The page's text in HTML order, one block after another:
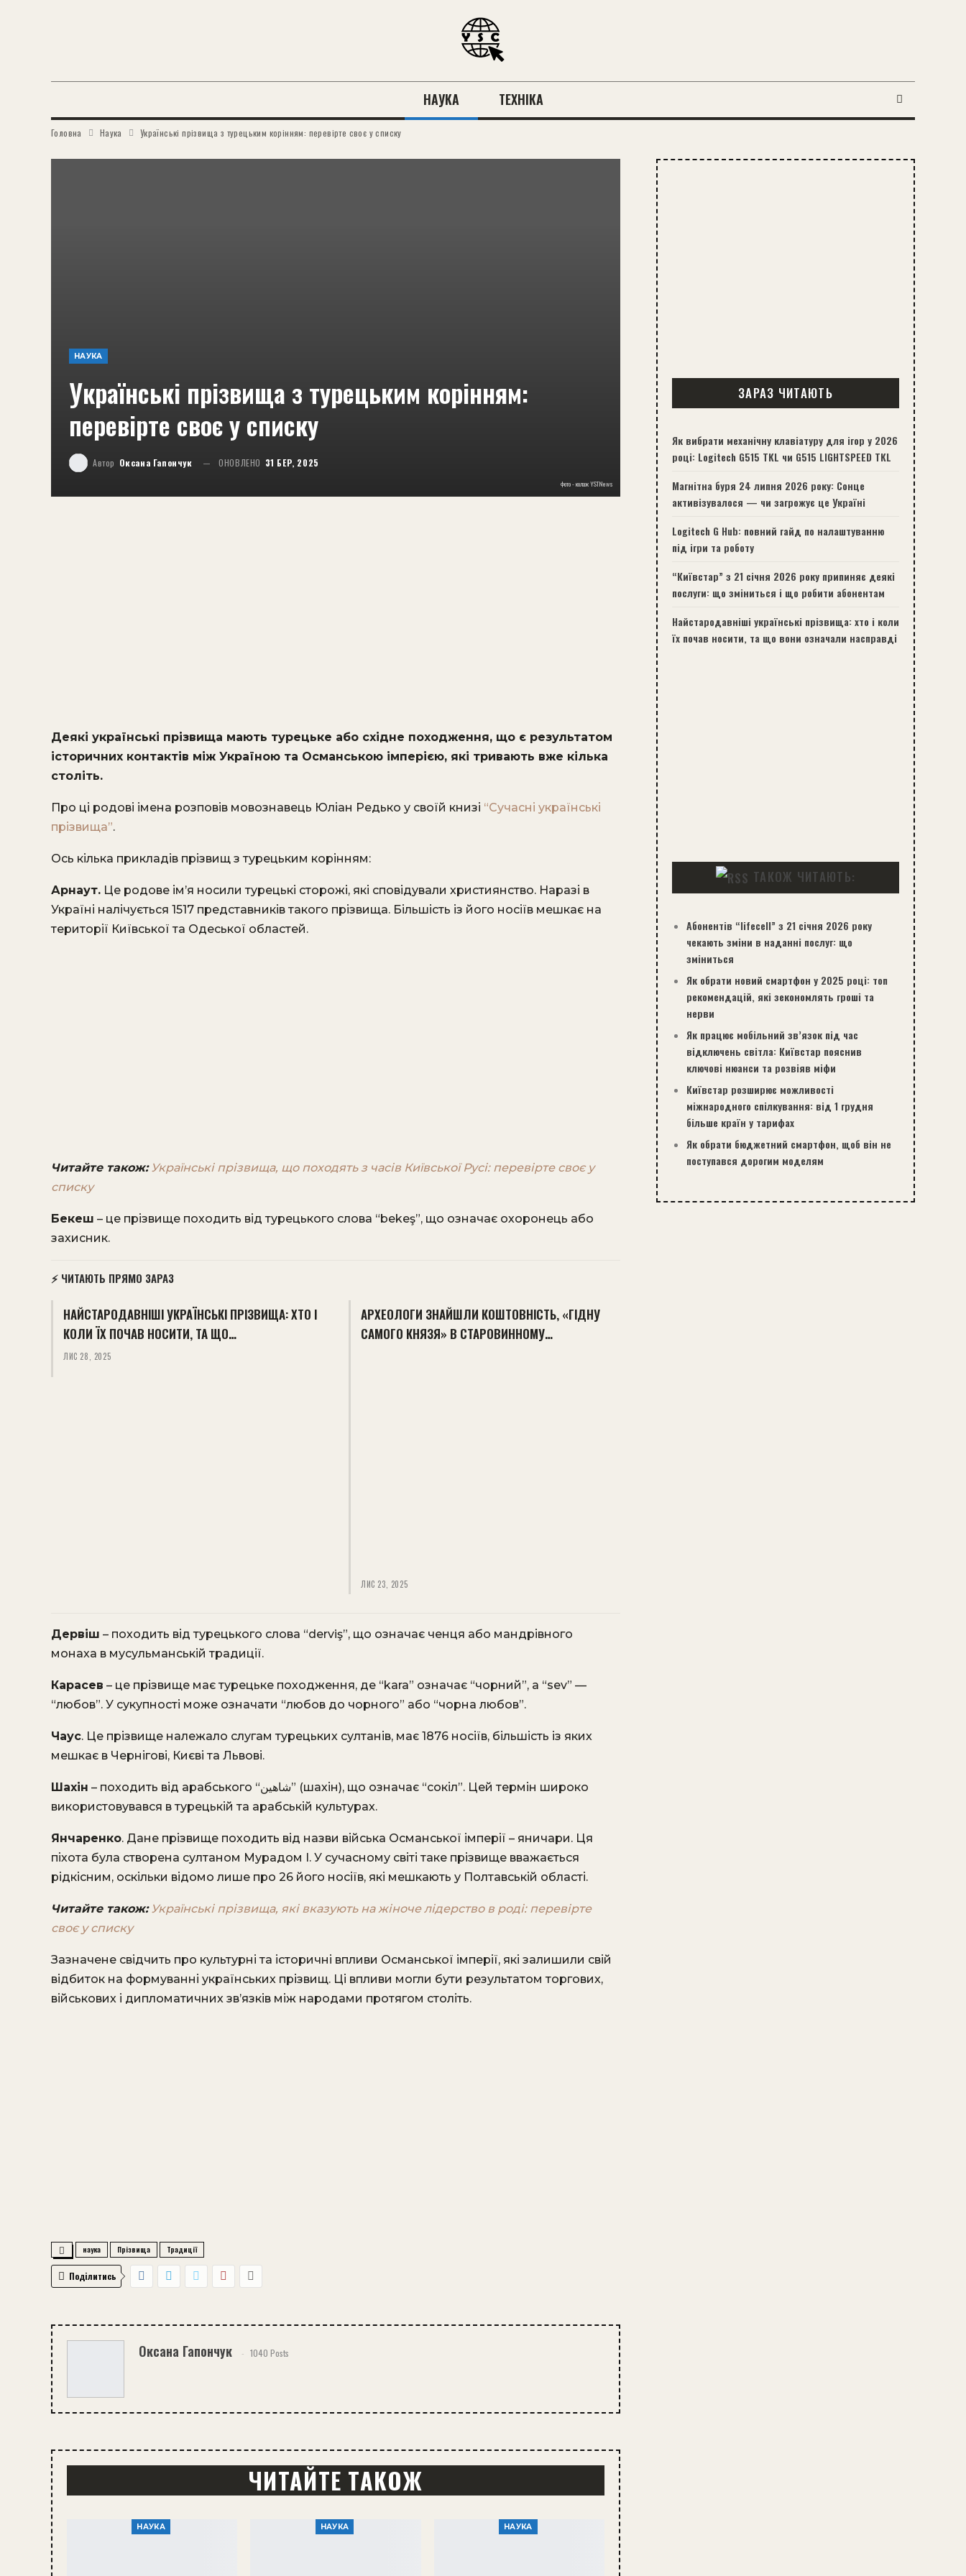
НАУКА ТЕХНІКА
Головна Наука Українські прізвища з турецьким корінням: перевірте своє у списку
НАУКА
Українські прізвища з турецьким корінням:
перевірте своє у списку
Автор Оксана Гапончук ОНОВЛЕНО 31 БЕР, 2025
фото - колаж YSТNews
Деякі українські прізвища мають турецьке або східне походження, що є результатом
історичних контактів між Україною та Османською імперією, які тривають вже кілька
століть.
Про ці родові імена розповів мовознавець Юліан Редько у своїй книзі “Сучасні українські
прізвища”.
Ось кілька прикладів прізвищ з турецьким корінням:
Арнаут. Це родове ім’я носили турецькі сторожі, які сповідували християнство. Наразі в
Україні налічується 1517 представників такого прізвища. Більшість із його носіїв мешкає на
території Київської та Одеської областей.
Читайте також: Українські прізвища, що походять з часів Київської Русі: перевірте своє у
списку
Бекеш – це прізвище походить від турецького слова “bekeş”, що означає охоронець або
захисник.
⚡ ЧИТАЮТЬ ПРЯМО ЗАРАЗ
НАЙСТАРОДАВНІШІ УКРАЇНСЬКІ ПРІЗВИЩА: ХТО І
КОЛИ ЇХ ПОЧАВ НОСИТИ, ТА ЩО…
ЛИС 28, 2025
АРХЕОЛОГИ ЗНАЙШЛИ КОШТОВНІСТЬ, «ГІДНУ
САМОГО КНЯЗЯ» В СТАРОВИННОМУ…
ЛИС 23, 2025
Дервіш – походить від турецького слова “derviş”, що означає ченця або мандрівного
монаха в мусульманській традиції.
Карасев – це прізвище має турецьке походження, де “kara” означає “чорний”, а “sev” —
“любов”. У сукупності може означати “любов до чорного” або “чорна любов”.
Чаус. Це прізвище належало слугам турецьких султанів, має 1876 носіїв, більшість із яких
мешкає в Чернігові, Києві та Львові.
Шахін – походить від арабського “شاهين” (шахін), що означає “сокіл”. Цей термін широко
використовувався в турецькій та арабській культурах.
Янчаренко. Дане прізвище походить від назви війська Османської імперії – яничари. Ця
піхота була створена султаном Мурадом I. У сучасному світі таке прізвище вважається
рідкісним, оскільки відомо лише про 26 його носіїв, які мешкають у Полтавській області.
Читайте також: Українські прізвища, які вказують на жіноче лідерство в роді: перевірте
своє у списку
Зазначене свідчить про культурні та історичні впливи Османської імперії, які залишили свій
відбиток на формуванні українських прізвищ. Ці впливи могли бути результатом торгових,
військових і дипломатичних зв’язків між народами протягом століть.
наука Прізвища Традиції
Поділитись
Оксана Гапончук 1040 Posts
ЧИТАЙТЕ ТАКОЖ
НАУКА НАУКА НАУКА
ЗАРАЗ ЧИТАЮТЬ
Як вибрати механічну клавіатуру для ігор у 2026
році: Logitech G515 TKL чи G515 LIGHTSPEED TKL
Магнітна буря 24 липня 2026 року: Сонце
активізувалося — чи загрожує це Україні
Logitech G Hub: повний гайд по налаштуванню
під ігри та роботу
“Київстар” з 21 січня 2026 року припиняє деякі
послуги: що зміниться і що робити абонентам
Найстародавніші українські прізвища: хто і коли
їх почав носити, та що вони означали насправді
ТАКОЖ ЧИТАЮТЬ:
Абонентів “lifecell” з 21 січня 2026 року
чекають зміни в наданні послуг: що
зміниться
Як обрати новий смартфон у 2025 році: топ
рекомендацій, які зекономлять гроші та
нерви
Як працює мобільний зв’язок під час
відключень світла: Київстар пояснив
ключові нюанси та розвіяв міфи
Київстар розширює можливості
міжнародного спілкування: від 1 грудня
більше країн у тарифах
Як обрати бюджетний смартфон, щоб він не
поступався дорогим моделям